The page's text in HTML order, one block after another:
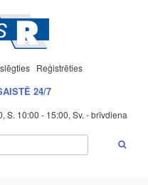
Reģistrēties
24/7
S. 10:00 - 15:00, Sv. - brīvdiena